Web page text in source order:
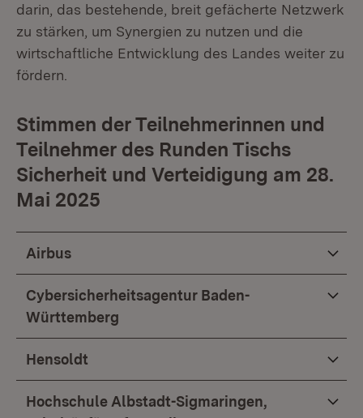
darin, das bestehende, breit gefächerte Netzwerk
zu stärken, um Synergien zu nutzen und die
wirtschaftliche Entwicklung des Landes weiter zu
fördern.
Stimmen der Teilnehmerinnen und
Teilnehmer des Runden Tischs
Sicherheit und Verteidigung am 28.
Mai 2025
Airbus
Cybersicherheitsagentur Baden-
Württemberg
Hensoldt
Hochschule Albstadt-Sigmaringen,